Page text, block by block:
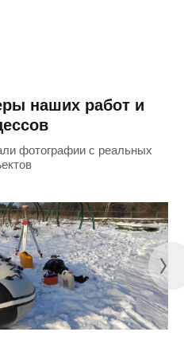
наших работ и
фотографии с реальных